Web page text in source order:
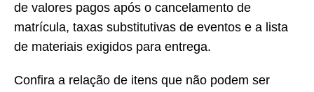
de valores pagos após o cancelamento de
matrícula, taxas substitutivas de eventos e a lista
de materiais exigidos para entrega.
Confira a relação de itens que não podem ser